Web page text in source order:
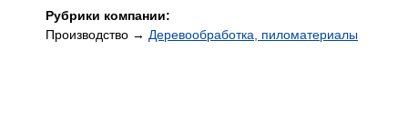
Рубрики компании:
Производство → Деревообработка, пиломатериалы